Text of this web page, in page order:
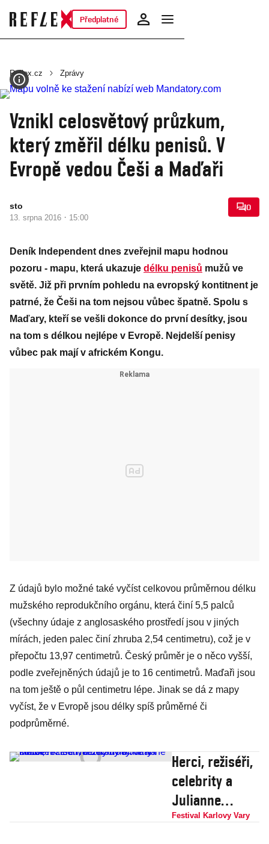
Předplatné
Reflex.cz Zprávy
Vznikl celosvětový průzkum,
který změřil délku penisů. V
Evropě vedou Češi a Maďaři
sto
13. srpna 2016 · 15:00
0
Deník Independent dnes zveřejnil mapu hodnou
pozoru - mapu, která ukazuje délku penisů mužů ve
světě. Již při prvním pohledu na evropský kontitnent je
patrné, že Češi na tom nejsou vůbec špatně. Spolu s
Maďary, kteří se vešli dokonce do první desítky, jsou
na tom s délkou nejlépe v Evropě. Nejdelší penisy
vůbec pak mají v africkém Kongu.
Z údajů bylo možné také vyčíst celkovou průměrnou délku
mužského reprodukčního orgánu, která činí 5,5 palců
(všechny údaje z anglosaského prostředí jsou v jiných
mírách, jeden palec činí zhruba 2,54 centimetru), což je v
přepočtu 13,97 centimetrů. Český průměr je o něco vyšší,
podle zveřejněných údajů je to 16 centimetrů. Maďaři jsou
na tom ještě o půl centimetru lépe. Jinak se dá z mapy
vyčíst, že v Evropě jsou délky spíš průměrné či
podprůměrné.
Herci, režiséři,
celebrity a
Julianne
Moore. Které
Festival Karlovy Vary